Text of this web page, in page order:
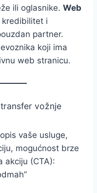
ili oglasnike. Web
i
partner.
koji ima
web stranicu.
vožnje
vaše usluge,
mogućnost brze
akciju (CTA):